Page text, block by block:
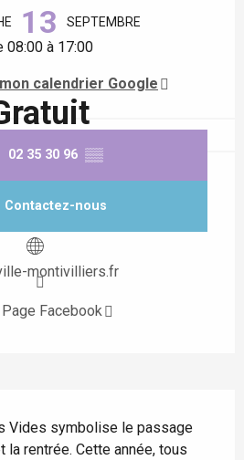
13 SEPTEMBRE
08:00 à 17:00
calendrier Google
02 35 30 96 ▒▒
Contactez-nous
montivilliers.fr
Page Facebook
Vides symbolise le passage
la rentrée. Cette année, tous